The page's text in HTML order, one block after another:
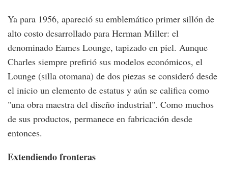
Ya para 1956, apareció su emblemático primer sillón de
alto costo desarrollado para Herman Miller: el
denominado Eames Lounge, tapizado en piel. Aunque
Charles siempre prefirió sus modelos económicos, el
Lounge (silla otomana) de dos piezas se consideró desde
el inicio un elemento de estatus y aún se califica como
"una obra maestra del diseño industrial". Como muchos
de sus productos, permanece en fabricación desde
entonces.
Extendiendo fronteras